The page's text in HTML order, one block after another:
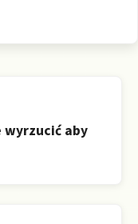
wyrzucić aby